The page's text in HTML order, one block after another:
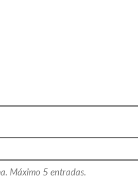
Máximo 5 entradas.